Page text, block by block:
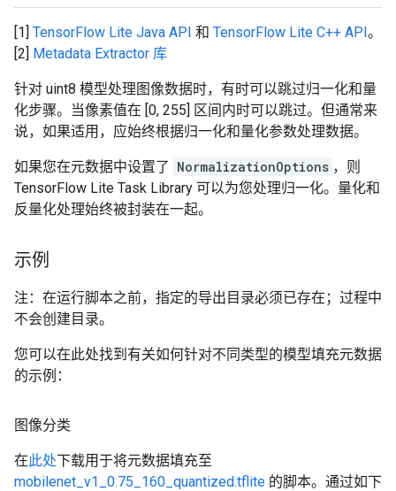
[1] TensorFlow Lite Java API 和 TensorFlow Lite C++ API。
[2] Metadata Extractor 库
针对 uint8 模型处理图像数据时，有时可以跳过归一化和量
化步骤。当像素值在 [0, 255] 区间内时可以跳过。但通常来
说，如果适用，应始终根据归一化和量化参数处理数据。
如果您在元数据中设置了 NormalizationOptions ，则
TensorFlow Lite Task Library 可以为您处理归一化。量化和
反量化处理始终被封装在一起。
示例
注：在运行脚本之前，指定的导出目录必须已存在；过程中
不会创建目录。
您可以在此处找到有关如何针对不同类型的模型填充元数据
的示例：
图像分类
在此处下载用于将元数据填充至
mobilenet_v1_0.75_160_quantized.tflite 的脚本。通过如下